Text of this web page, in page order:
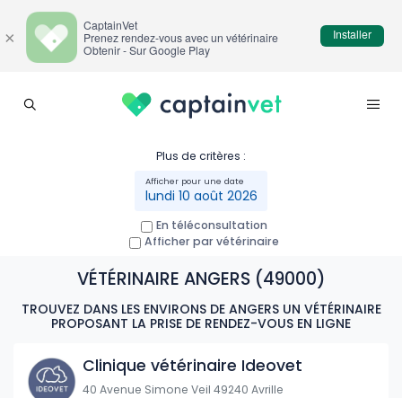
Plus de critères :
lundi 10 août 2026
En téléconsultation
Afficher par vétérinaire
VÉTÉRINAIRE ANGERS (49000)
TROUVEZ DANS LES ENVIRONS DE ANGERS UN VÉTÉRINAIRE
PROPOSANT LA PRISE DE RENDEZ-VOUS EN LIGNE
Clinique vétérinaire Ideovet
40 Avenue Simone Veil 49240 Avrille
×
CaptainVet
Prenez rendez-vous avec un vétérinaire
Obtenir - Sur Google Play
Installer